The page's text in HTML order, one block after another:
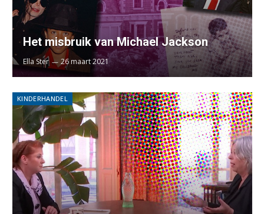
Het misbruik van Michael Jackson
Ella Ster 26 maart 2021
KINDERHANDEL